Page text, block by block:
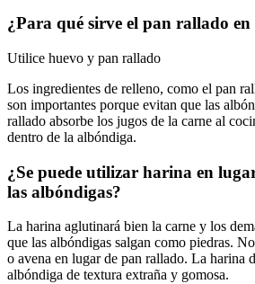
¿Para qué sirve el pan rallado
Utilice huevo y pan rallado
Los ingredientes de relleno, como el pan
son importantes porque evitan que las
rallado absorbe los jugos de la carne al
dentro de la albóndiga.
¿Se puede utilizar harina en
las albóndigas?
La harina aglutinará bien la carne y los
que las albóndigas salgan como piedras.
o avena en lugar de pan rallado. La harina
albóndiga de textura extraña y gomosa.